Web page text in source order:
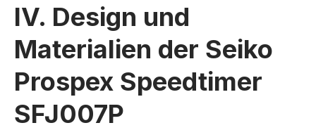
IV. Design und
Materialien der Seiko
Prospex Speedtimer
SFJ007P